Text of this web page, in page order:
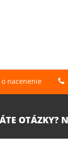
nacenenie
OTÁZKY?